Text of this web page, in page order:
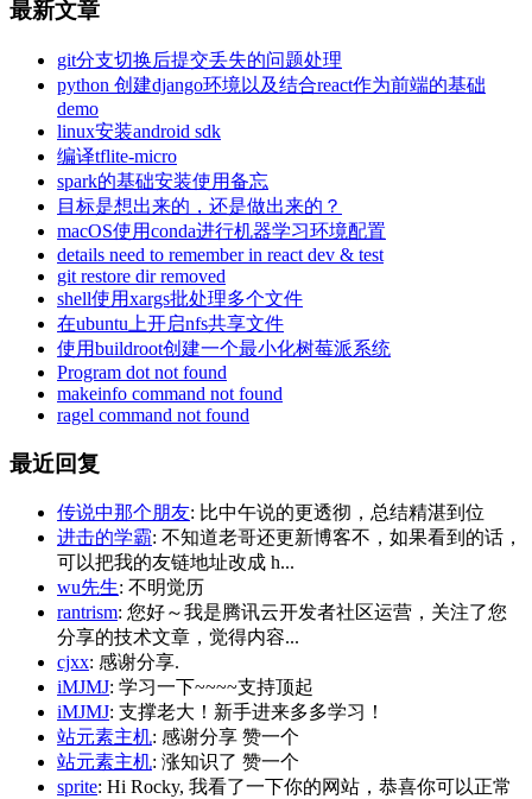
最新文章
git分支切换后提交丢失的问题处理
python 创建django环境以及结合react作为前端的基础
demo
linux安装android sdk
编译tflite-micro
spark的基础安装使用备忘
目标是想出来的，还是做出来的？
macOS使用conda进行机器学习环境配置
details need to remember in react dev & test
git restore dir removed
shell使用xargs批处理多个文件
在ubuntu上开启nfs共享文件
使用buildroot创建一个最小化树莓派系统
Program dot not found
makeinfo command not found
ragel command not found
最近回复
传说中那个朋友: 比中午说的更透彻，总结精湛到位
进击的学霸: 不知道老哥还更新博客不，如果看到的话，
可以把我的友链地址改成 h...
wu先生: 不明觉历
rantrism: 您好～我是腾讯云开发者社区运营，关注了您
分享的技术文章，觉得内容...
cjxx: 感谢分享.
iMJMJ: 学习一下~~~~支持顶起
iMJMJ: 支撑老大！新手进来多多学习！
站元素主机: 感谢分享 赞一个
站元素主机: 涨知识了 赞一个
sprite: Hi Rocky, 我看了一下你的网站，恭喜你可以正常